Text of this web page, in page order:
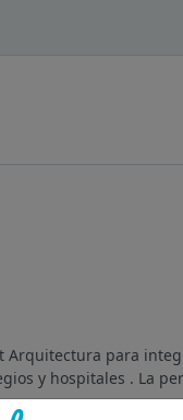
Arquitectura para
y hospitales . La